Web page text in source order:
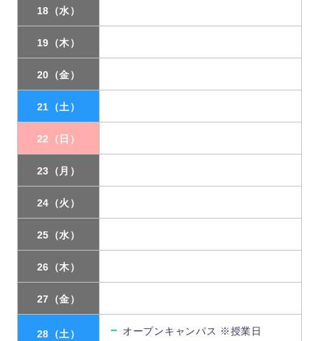
18（水）
19（木）
20（金）
21（土）
22（日）
23（月）
24（火）
25（水）
26（木）
27（金）
28（土） オープンキャンパス ※授業日